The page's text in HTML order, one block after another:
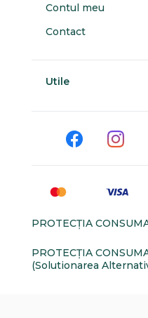
Contul meu
Contact
Utile
PROTECŢIA
PROTECŢIA
(Solutionarea